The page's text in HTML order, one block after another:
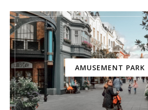
AMUSEMENT PARK